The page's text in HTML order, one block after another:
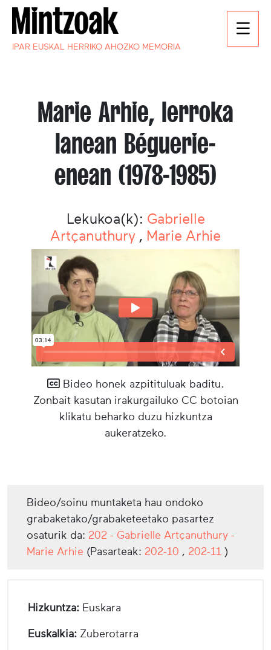
IPAR EUSKAL HERRIKO AHOZKO MEMORIA
Marie Arhie, lerroka
lanean Béguerie-
enean (1978-1985)
Lekukoa(k): Gabrielle
Artçanuthury , Marie Arhie
Bideo honek azpitituluak baditu.
Zonbait kasutan irakurgailuko CC botoian
klikatu beharko duzu hizkuntza
aukeratzeko.
Bideo/soinu muntaketa hau ondoko
grabaketako/grabaketeetako pasartez
osaturik da: 202 - Gabrielle Artçanuthury -
Marie Arhie (Pasarteak: 202-10 , 202-11 )
Hizkuntza: Euskara
Euskalkia: Zuberotarra